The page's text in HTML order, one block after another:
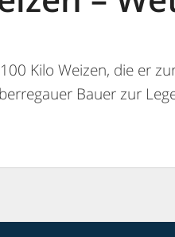
Kilo Weizen, die er
Bauer zur